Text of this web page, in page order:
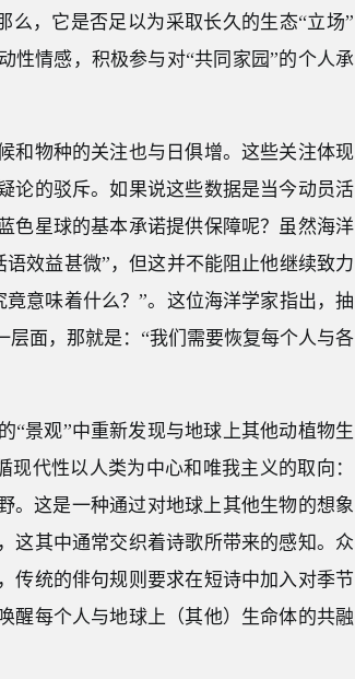
么，它是否足以为采取长久的生态“立场”
性情感，积极参与对“共同家园”的个人承
和物种的关注也与日俱增。这些关注体现
论的驳斥。如果说这些数据是当今动员活
色星球的基本承诺提供保障呢？虽然海洋
效益甚微”，但这并不能阻止他继续致力
意味着什么？”。这位海洋学家指出，抽
面，那就是：“我们需要恢复每个人与各
“景观”中重新发现与地球上其他动植物生
代性以人类为中心和唯我主义的取向：
。这是一种通过对地球上其他生物的想象
这其中通常交织着诗歌所带来的感知。众
传统的俳句规则要求在短诗中加入对季节
醒每个人与地球上（其他）生命体的共融